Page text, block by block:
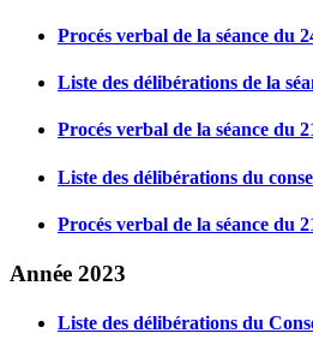
Procés verbal de la séance du
Liste des délibérations de la
Procés verbal de la séance du
Liste des délibérations du
Procés verbal de la séance du
Année 2023
Liste des délibérations du